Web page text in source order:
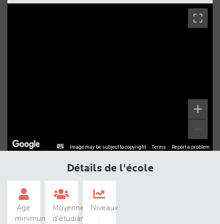
Image may be subject to copyright Terms Report a problem
Détails de l'école
Age
minimum
Moyenne
d'étudiants
Niveaux
: